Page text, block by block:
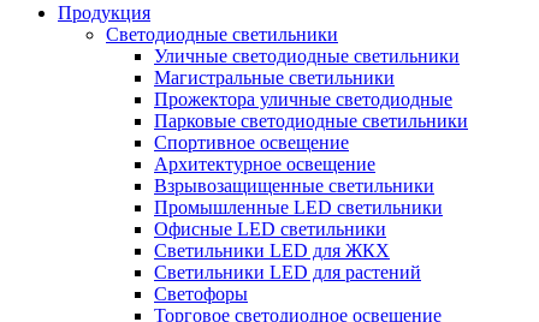
Продукция
Светодиодные светильники
Уличные светодиодные светильники
Магистральные светильники
Прожектора уличные светодиодные
Парковые светодиодные светильники
Спортивное освещение
Архитектурное освещение
Взрывозащищенные светильники
Промышленные LED светильники
Офисные LED светильники
Cветильники LED для ЖКХ
Светильники LED для растений
Светофоры
Торговое светодиодное освещение